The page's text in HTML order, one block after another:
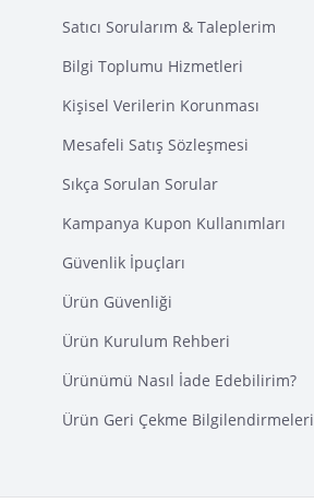
Satıcı Sorularım & Taleplerim
Bilgi Toplumu Hizmetleri
Kişisel Verilerin Korunması
Mesafeli Satış Sözleşmesi
Sıkça Sorulan Sorular
Kampanya Kupon Kullanımları
Güvenlik İpuçları
Ürün Güvenliği
Ürün Kurulum Rehberi
Ürünümü Nasıl İade Edebilirim?
Ürün Geri Çekme Bilgilendirmeleri